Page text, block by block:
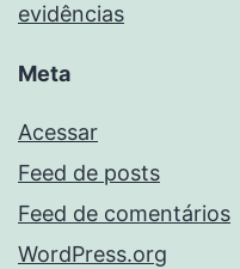
evidências
Meta
Acessar
Feed de posts
Feed de comentários
WordPress.org